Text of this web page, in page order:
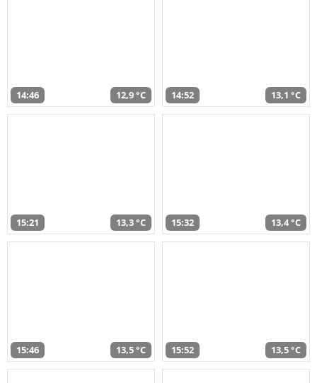
14:46 12,9 °C 14:52 13,1 °C
15:21 13,3 °C 15:32 13,4 °C
15:46 13,5 °C 15:52 13,5 °C